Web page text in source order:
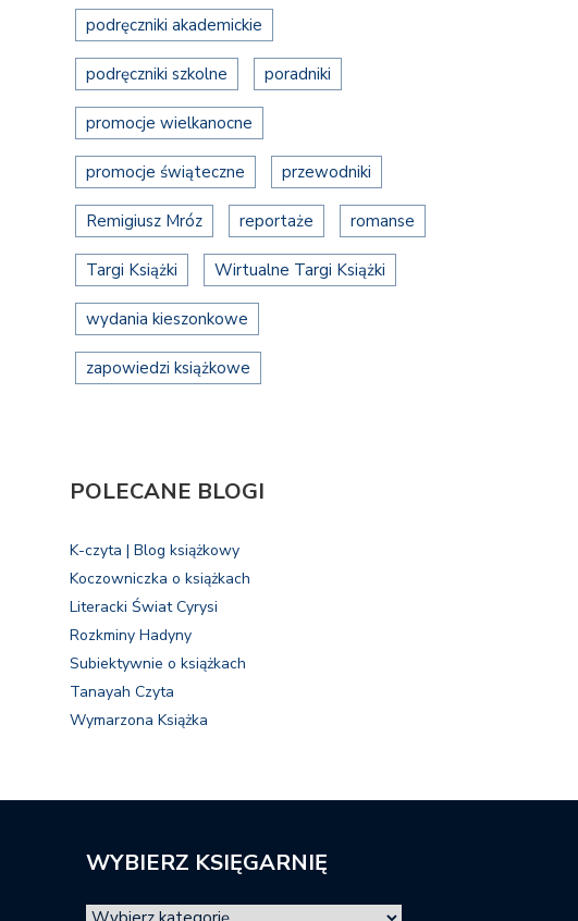
podręczniki akademickie
podręczniki szkolne poradniki
promocje wielkanocne
promocje świąteczne przewodniki
Remigiusz Mróz reportaże romanse
Targi Książki Wirtualne Targi Książki
wydania kieszonkowe
zapowiedzi książkowe
POLECANE BLOGI
K-czyta | Blog książkowy
Koczowniczka o książkach
Literacki Świat Cyrysi
Rozkminy Hadyny
Subiektywnie o książkach
Tanayah Czyta
Wymarzona Książka
WYBIERZ KSIĘGARNIĘ